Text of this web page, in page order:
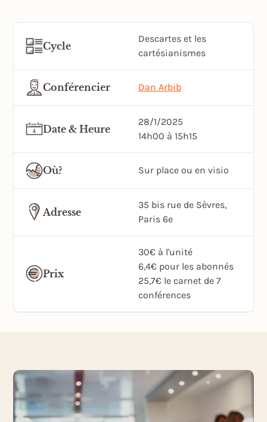
Cycle
Descartes et les
cartésianismes
Conférencier Dan Arbib
Date & Heure
28/1/2025
14h00 à 15h15
Où? Sur place ou en visio
Adresse
35 bis rue de Sèvres,
Paris 6e
Prix
30€ à l'unité
6,4€ pour les abonnés
25,7€ le carnet de 7
conférences